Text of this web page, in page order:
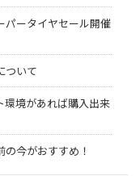
パータイヤセール開催
ついて
環境があれば購入出来
今がおすすめ！